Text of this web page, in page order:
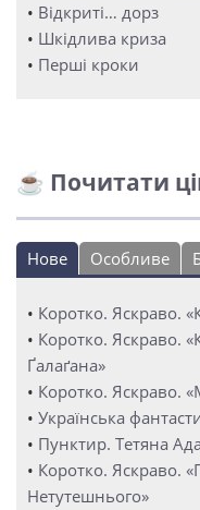
• Відкриті… дорз
• Шкідлива криза
• Перші кроки
☕ Почитати
Нове Особливе
• Коротко. Яскраво.
• Коротко. Яскраво.
Ґалаґана»
• Коротко. Яскраво.
• Українська
• Пунктир. Тетяна
• Коротко. Яскраво.
Нетутешнього»